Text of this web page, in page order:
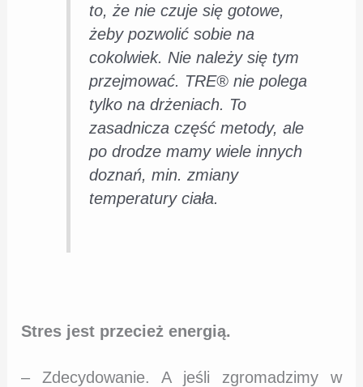
to, że nie czuje się gotowe,
żeby pozwolić sobie na
cokolwiek. Nie należy się tym
przejmować. TRE® nie polega
tylko na drżeniach. To
zasadnicza część metody, ale
po drodze mamy wiele innych
doznań, min. zmiany
temperatury ciała.
Stres jest przecież energią.
– Zdecydowanie. A jeśli zgromadzimy w